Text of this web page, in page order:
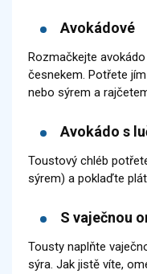
Avokádové
Rozmačkejte
česnekem. Potřete
nebo sýrem a
Avokádo s
Toustový chléb
sýrem) a poklaďte
S vaječnou
Tousty naplňte
sýra. Jak jistě víte,